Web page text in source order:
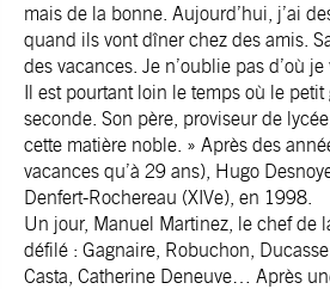
mais de la bonne. Aujourd’hui, j’ai
quand ils vont dîner chez des amis.
des vacances. Je n’oublie pas d’où je
Il est pourtant loin le temps où le
seconde. Son père, proviseur de
cette matière noble. » Après des
vacances qu’à 29 ans), Hugo
Denfert-Rochereau (XIVe), en 1998.
Un jour, Manuel Martinez, le chef de
défilé : Gagnaire, Robuchon,
Casta, Catherine Deneuve… Après